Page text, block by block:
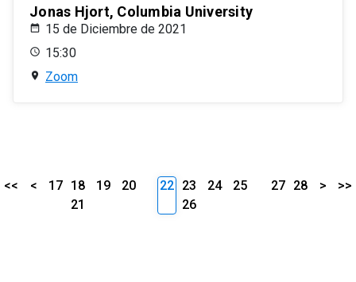
Jonas Hjort, Columbia University
15 de Diciembre de 2021
15:30
Zoom
<< < 17 18 19
20
21
22 23 24
25
26
27 28 > >>